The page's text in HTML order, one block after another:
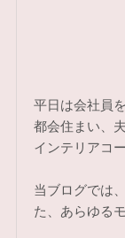
平日は会社員
都会住まい、
インテリアコ
当ブログでは
た、あらゆる